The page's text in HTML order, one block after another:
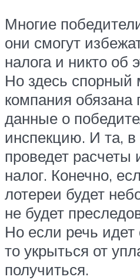
Многие
они смогут
налога и никто об
Но здесь спорный
компания обязана
данные о
инспекцию. И та,
проведет расчеты
налог. Конечно,
лотереи будет
не будет
Но если речь
то укрыться от
получиться.